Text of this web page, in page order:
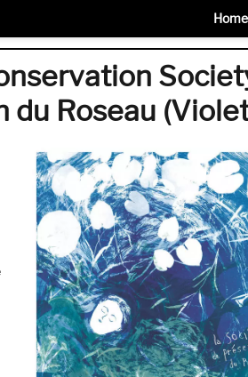
du Roseau
Home